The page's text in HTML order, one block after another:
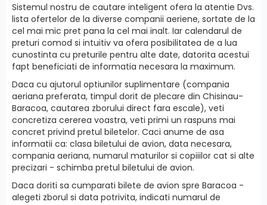
Sistemul nostru de cautare inteligent ofera la atentie Dvs.
lista ofertelor de la diverse companii aeriene, sortate de la
cel mai mic pret pana la cel mai inalt. Iar calendarul de
preturi comod si intuitiv va ofera posibilitatea de a lua
cunostinta cu preturile pentru alte date, datorita acestui
fapt beneficiati de informatia necesara la maximum.
Daca cu ajutorul optiunilor suplimentare (compania
aeriana preferata, timpul dorit de plecare din Chisinau-
Baracoa, cautarea zborului direct fara escale), veti
concretiza cererea voastra, veti primi un raspuns mai
concret privind pretul biletelor. Caci anume de asa
informatii ca: clasa biletului de avion, data necesara,
compania aeriana, numarul maturilor si copiiilor cat si alte
precizari - schimba pretul biletului de avion.
Daca doriti sa cumparati bilete de avion spre Baracoa -
alegeti zborul si data potrivita, indicati numarul de